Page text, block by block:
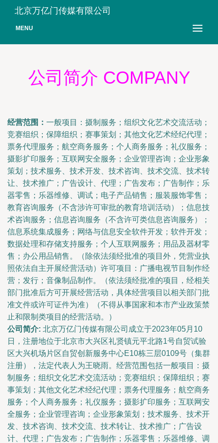
北京万亿门传媒有限公司
MENU
公司简介 COMPANY
经营范围： 一般项目：摄制服务；组织文化艺术交流活动；
竞赛组织；保障组织；赛事策划；其他文化艺术经纪代理；
票务代理服务；航空商务服务；个人商务服务；礼仪服务；
摄影扩印服务；互联网安全服务；企业管理咨询；企业形象
策划；技术服务、技术开发、技术咨询、技术交流、技术转
让、技术推广；广告设计、代理；广告发布；广告制作；乐
器零售；乐器维修、调试；电子产品销售；服装服饰零售；
教育咨询服务（不含涉许可审批的教育培训活动）；信息技
术咨询服务；信息咨询服务（不含许可类信息咨询服务）；
信息系统集成服务；网络与信息安全软件开发；软件开发；
数据处理和存储支持服务；个人互联网服务；用品及器材零
售；办公用品销售。（除依法须经批准的项目外，凭营业执
照依法自主开展经营活动）许可项目：广播电视节目制作经
营；发行；音像制品制作。（依法须经批准的项目，经相关
部门批准后方可开展经营活动，具体经营项目以相关部门批
准文件或许可证件为准）（不得从事国家和本市产业政策禁
止和限制类项目的经营活动。）
公司简介: 北京万亿门传媒有限公司成立于2023年05月10
日，注册地位于北京市大兴区礼贤镇元平北路1号自贸试验
区大兴机场片区自贸创新服务中心E10栋三层0109号（集群
注册），法定代表人为王晓雨。经营范围包括一般项目：摄
制服务；组织文化艺术交流活动；竞赛组织；保障组织；赛
事策划；其他文化艺术经纪代理；票务代理服务；航空商务
服务；个人商务服务；礼仪服务；摄影扩印服务；互联网安
全服务；企业管理咨询；企业形象策划；技术服务、技术开
发、技术咨询、技术交流、技术转让、技术推广；广告设
计、代理；广告发布；广告制作；乐器零售；乐器维修、调